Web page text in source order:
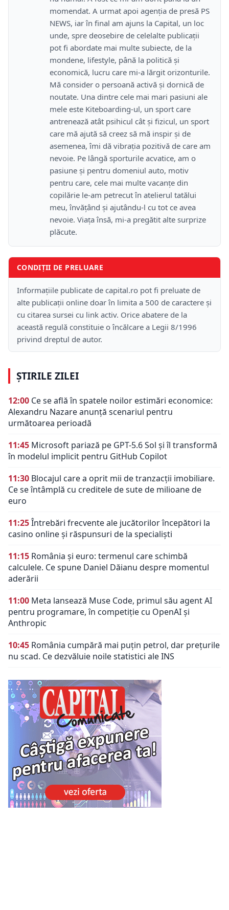
momendat. A urmat apoi agenția de presă PS
NEWS, iar în final am ajuns la Capital, un loc
unde, spre deosebire de celelalte publicații
pot fi abordate mai multe subiecte, de la
mondene, lifestyle, până la politică și
economică, lucru care mi-a lărgit orizonturile.
Mă consider o persoană activă și dornică de
noutate. Una dintre cele mai mari pasiuni ale
mele este Kiteboarding-ul, un sport care
antrenează atât psihicul cât și fizicul, un sport
care mă ajută să creez să mă inspir și de
asemenea, îmi dă vibrația pozitivă de care am
nevoie. Pe lângă sporturile acvatice, am o
pasiune și pentru domeniul auto, motiv
pentru care, cele mai multe vacanțe din
copilărie le-am petrecut în atelierul tatălui
meu, învățând și ajutându-l cu tot ce avea
nevoie. Viața însă, mi-a pregătit alte surprize
plăcute.
CONDIȚII DE PRELUARE
Informațiile publicate de capital.ro pot fi preluate de
alte publicații online doar în limita a 500 de caractere și
cu citarea sursei cu link activ. Orice abatere de la
această regulă constituie o încălcare a Legii 8/1996
privind dreptul de autor.
ȘTIRILE ZILEI
12:00 Ce se află în spatele noilor estimări economice:
Alexandru Nazare anunță scenariul pentru
următoarea perioadă
11:45 Microsoft pariază pe GPT-5.6 Sol și îl transformă
în modelul implicit pentru GitHub Copilot
11:30 Blocajul care a oprit mii de tranzacții imobiliare.
Ce se întâmplă cu creditele de sute de milioane de
euro
11:25Întrebări frecvente ale jucătorilor începători la
casino online și răspunsuri de la specialiști
11:15 România și euro: termenul care schimbă
calculele. Ce spune Daniel Dăianu despre momentul
aderării
11:00 Meta lansează Muse Code, primul său agent AI
pentru programare, în competiție cu OpenAI și
Anthropic
10:45 România cumpără mai puțin petrol, dar prețurile
nu scad. Ce dezvăluie noile statistici ale INS